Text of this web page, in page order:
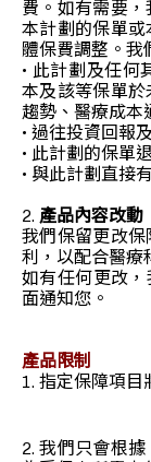
費。如有需要，
本計劃的保單
體保費調整。我
• 此計劃及任何
本及該等保單
趨勢、醫療成本
• 過往投資回報
• 此計劃的保單
• 與此計劃直接
2. 產品內容改動
我們保留更改
利，以配合醫療
如有任何更改，
面通知您。
產品限制
指定保障項目
2. 我們只會根